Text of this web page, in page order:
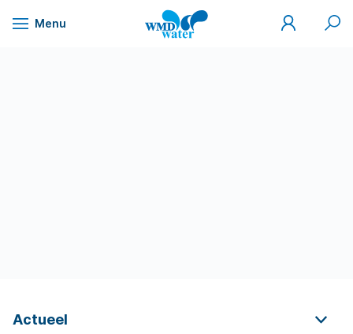
Naar
Menu
WMD
Drinkwater
Mijn
WMD
Zoek
Actueel